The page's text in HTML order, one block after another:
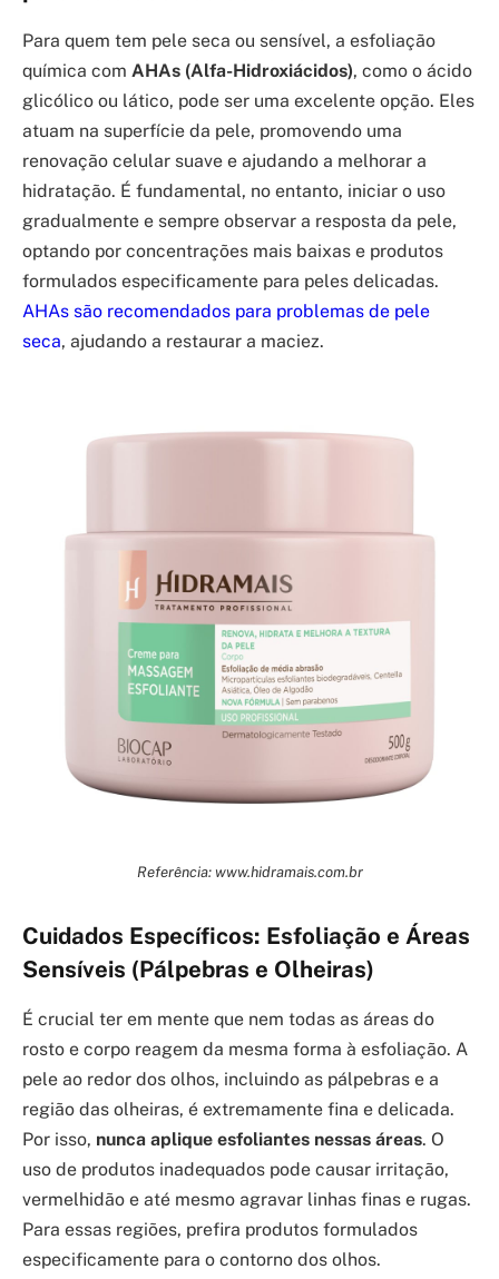
Para quem tem pele seca ou sensível, a esfoliação
química com AHAs (Alfa-Hidroxiácidos), como o ácido
glicólico ou lático, pode ser uma excelente opção. Eles
atuam na superfície da pele, promovendo uma
renovação celular suave e ajudando a melhorar a
hidratação. É fundamental, no entanto, iniciar o uso
gradualmente e sempre observar a resposta da pele,
optando por concentrações mais baixas e produtos
formulados especificamente para peles delicadas.
AHAs são recomendados para problemas de pele
seca, ajudando a restaurar a maciez.
Referência: www.hidramais.com.br
Cuidados Específicos: Esfoliação e Áreas
Sensíveis (Pálpebras e Olheiras)
É crucial ter em mente que nem todas as áreas do
rosto e corpo reagem da mesma forma à esfoliação. A
pele ao redor dos olhos, incluindo as pálpebras e a
região das olheiras, é extremamente fina e delicada.
Por isso, nunca aplique esfoliantes nessas áreas. O
uso de produtos inadequados pode causar irritação,
vermelhidão e até mesmo agravar linhas finas e rugas.
Para essas regiões, prefira produtos formulados
especificamente para o contorno dos olhos.